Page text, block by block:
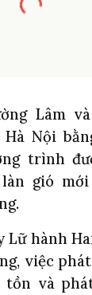
Lâm
Nội
trình
gió mới
Lữ hành
việc
tồn và